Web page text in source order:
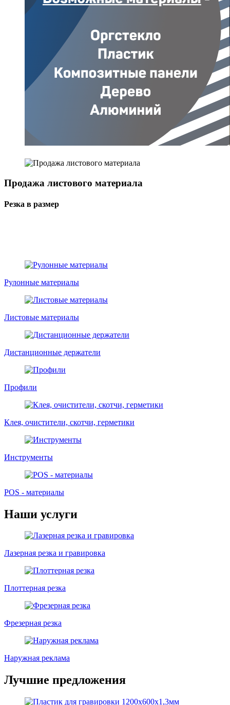
Продажа листового материала
Резка в размер
Рулонные материалы
Листовые материалы
Дистанционные держатели
Профили
Клея, очистители, скотчи, герметики
Инструменты
POS - материалы
Наши услуги
Лазерная резка и гравировка
Плоттерная резка
Фрезерная резка
Наружная реклама
Лучшие предложения